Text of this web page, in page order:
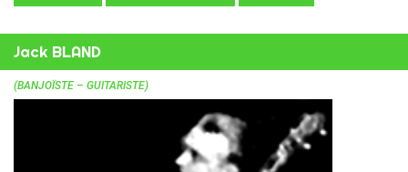
Jack BLAND
(BANJOÏSTE – GUITARISTE)